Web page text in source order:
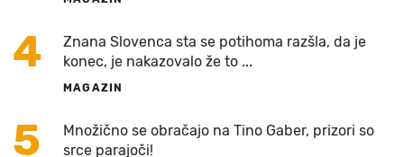
4
Znana Slovenca sta se potihoma razšla, da je
konec, je nakazovalo že to ...
MAGAZIN
5
Množično se obračajo na Tino Gaber, prizori so
srce parajoči!